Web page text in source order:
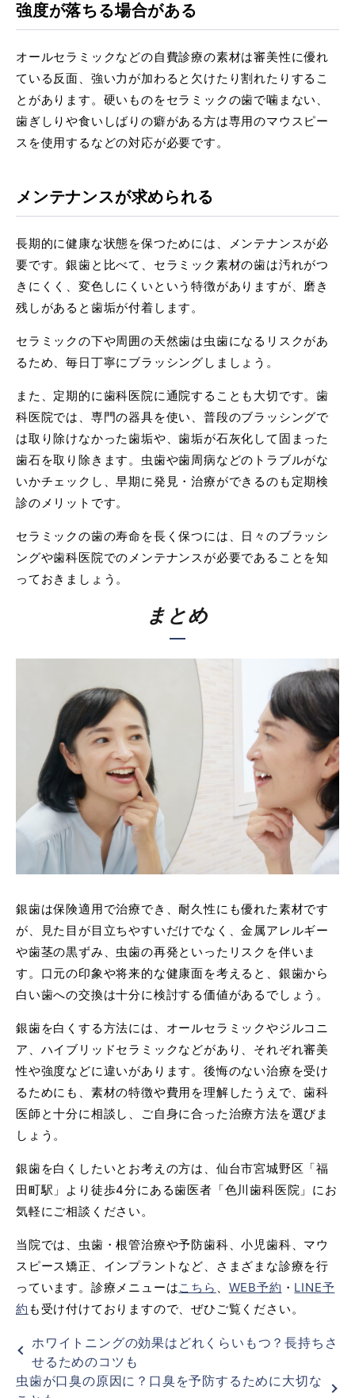
強度が落ちる場合がある
オールセラミックなどの自費診療の素材は審美性に優れ
ている反面、強い力が加わると欠けたり割れたりするこ
とがあります。硬いものをセラミックの歯で噛まない、
歯ぎしりや食いしばりの癖がある方は専用のマウスピー
スを使用するなどの対応が必要です。
メンテナンスが求められる
長期的に健康な状態を保つためには、メンテナンスが必
要です。銀歯と比べて、セラミック素材の歯は汚れがつ
きにくく、変色しにくいという特徴がありますが、磨き
残しがあると歯垢が付着します。
セラミックの下や周囲の天然歯は虫歯になるリスクがあ
るため、毎日丁寧にブラッシングしましょう。
また、定期的に歯科医院に通院することも大切です。歯
科医院では、専門の器具を使い、普段のブラッシングで
は取り除けなかった歯垢や、歯垢が石灰化して固まった
歯石を取り除きます。虫歯や歯周病などのトラブルがな
いかチェックし、早期に発見・治療ができるのも定期検
診のメリットです。
セラミックの歯の寿命を長く保つには、日々のブラッシ
ングや歯科医院でのメンテナンスが必要であることを知
っておきましょう。
まとめ
銀歯は保険適用で治療でき、耐久性にも優れた素材です
が、見た目が目立ちやすいだけでなく、金属アレルギー
や歯茎の黒ずみ、虫歯の再発といったリスクを伴いま
す。口元の印象や将来的な健康面を考えると、銀歯から
白い歯への交換は十分に検討する価値があるでしょう。
銀歯を白くする方法には、オールセラミックやジルコニ
ア、ハイブリッドセラミックなどがあり、それぞれ審美
性や強度などに違いがあります。後悔のない治療を受け
るためにも、素材の特徴や費用を理解したうえで、歯科
医師と十分に相談し、ご自身に合った治療方法を選びま
しょう。
銀歯を白くしたいとお考えの方は、仙台市宮城野区「福
田町駅」より徒歩4分にある歯医者「色川歯科医院」にお
気軽にご相談ください。
当院では、虫歯・根管治療や予防歯科、小児歯科、マウ
スピース矯正、インプラントなど、さまざまな診療を行
っています。診療メニューはこちら 、 WEB予約 ・ LINE予
約 も受け付けておりますので、ぜひご覧ください。
ホワイトニングの効果はどれくらいもつ？長持ちさ
せるためのコツも
虫歯が口臭の原因に？口臭を予防するために大切な